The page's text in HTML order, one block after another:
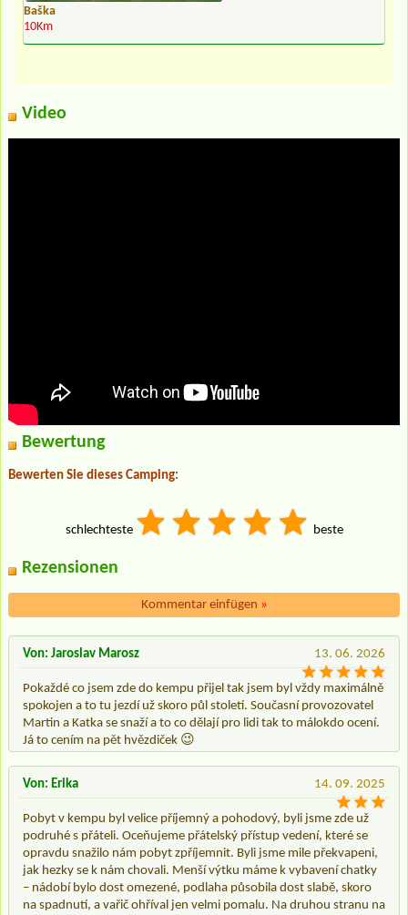
Baška
10Km
Video
Bewertung
Bewerten Sie dieses Camping:
schlechteste beste
Rezensionen
Kommentar einfügen »
13. 06. 2026
Von: Jaroslav Marosz
Pokaždé co jsem zde do kempu přijel tak jsem byl vždy maximálně
spokojen a to tu jezdí už skoro půl století. Současní provozovatel
Martin a Katka se snaží a to co dělají pro lidi tak to málokdo ocení.
Já to cením na pět hvězdiček 😉
14. 09. 2025
Von: Erika
Pobyt v kempu byl velice příjemný a pohodový, byli jsme zde už
podruhé s přáteli. Oceňujeme přátelský přístup vedení, které se
opravdu snažilo nám pobyt zpříjemnit. Byli jsme mile překvapeni,
jak hezky se k nám chovali. Menší výtku máme k vybavení chatky
– nádobí bylo dost omezené, podlaha působila dost slabě, skoro
na spadnutí, a vařič ohříval jen velmi pomalu. Na druhou stranu na